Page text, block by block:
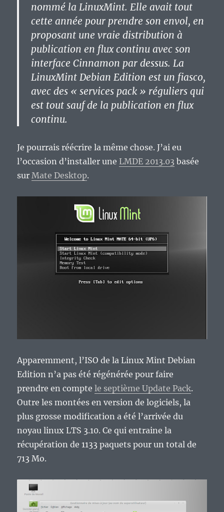
nommé la LinuxMint. Elle avait tout
cette année pour prendre son envol, en
proposant une vraie distribution à
publication en flux continu avec son
interface Cinnamon par dessus. La
LinuxMint Debian Edition est un fiasco,
avec des « services pack » réguliers qui
est tout sauf de la publication en flux
continu.
Je pourrais réécrire la même chose. J’ai eu
l’occasion d’installer une LMDE 2013.03 basée
surMate Desktop.
Apparemment, l’ISO de la Linux Mint Debian
Edition n’a pas été régénérée pour faire
prendre en comptele septième Update Pack.
Outre les montées en version de logiciels, la
plus grosse modification a été l’arrivée du
noyau linux LTS 3.10. Ce qui entraine la
récupération de 1133 paquets pour un total de
713 Mo.